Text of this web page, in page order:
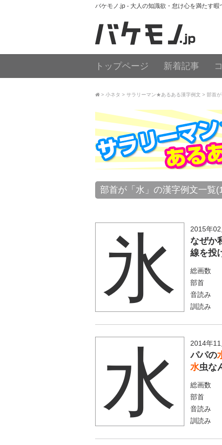
バケモノ.jp - 大人の知識欲・怠け心を満たす
トップページ 新着記事
小ネタ サラリーマン★あるある漢字例文 部首
部首が「水」の漢字例文一覧
氷 2015年
なぜか
線を投
総画数
部首
音読み
訓読み
水 2014年
パパの
水虫な
総画数
部首
音読み
訓読み